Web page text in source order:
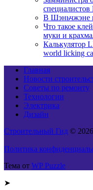
В Шэньчжэне
Что такое
муки и
Калькулятор
world licking
Главная
Новости
Советы по ремонту
Технологии
Электрика
Дизайн
Строительный Гид © 2026
Политика
Тема от WP Puzzle
➤